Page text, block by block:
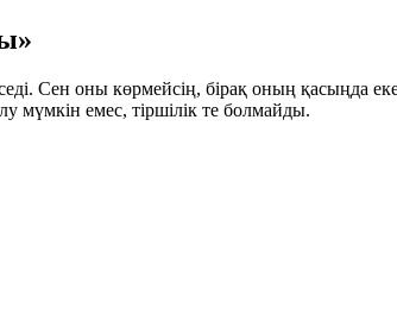
Сен оны көрмейсің, бірақ оның қасыңда
емес, тіршілік те болмайды.